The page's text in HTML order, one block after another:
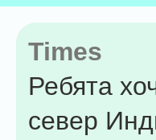
Times
Ребята
север